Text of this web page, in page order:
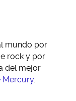
mundo por
rock y por
del mejor
Mercury.